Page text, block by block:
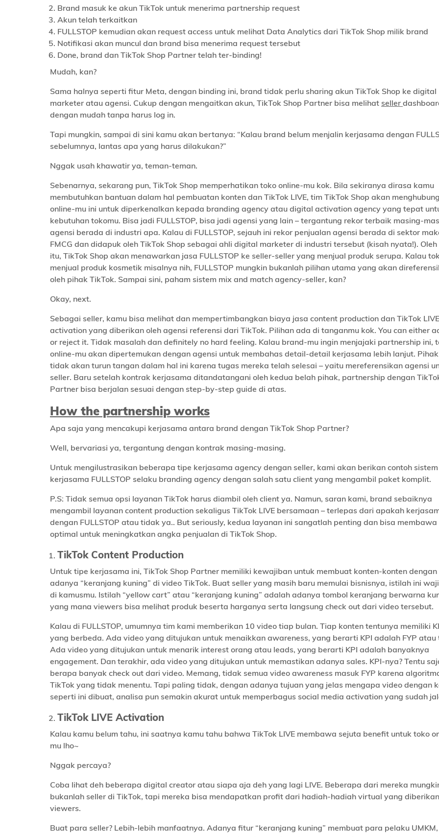
Brand masuk ke akun TikTok untuk menerima partnership request
Akun telah terkaitkan
FULLSTOP kemudian akan request access untuk melihat Data Analytics dari TikTok Shop milik brand
Notifikasi akan muncul dan brand bisa menerima request tersebut
Done, brand dan TikTok Shop Partner telah ter-binding!
Mudah, kan?
Sama halnya seperti fitur Meta, dengan binding ini, brand tidak perlu sharing akun TikTok Shop ke digital
marketer atau agensi. Cukup dengan mengaitkan akun, TikTok Shop Partner bisa melihat seller
dengan mudah tanpa harus log in.
Tapi mungkin, sampai di sini kamu akan bertanya: “Kalau brand belum menjalin kerjasama dengan
sebelumnya, lantas apa yang harus dilakukan?”
Nggak usah khawatir ya, teman-teman.
Sebenarnya, sekarang pun, TikTok Shop memperhatikan toko online-mu kok. Bila sekiranya dirasa kamu
membutuhkan bantuan dalam hal pembuatan konten dan TikTok LIVE, tim TikTok Shop akan
online-mu ini untuk diperkenalkan kepada branding agency atau digital activation agency yang tepat
kebutuhan tokomu. Bisa jadi FULLSTOP, bisa jadi agensi yang lain – tergantung rekor terbaik masing-
agensi berada di industri apa. Kalau di FULLSTOP, sejauh ini rekor penjualan agensi berada di sektor
FMCG dan didapuk oleh TikTok Shop sebagai ahli digital marketer di industri tersebut (kisah nyata!).
itu, TikTok Shop akan menawarkan jasa FULLSTOP ke seller-seller yang menjual produk serupa. Kalau
menjual produk kosmetik misalnya nih, FULLSTOP mungkin bukanlah pilihan utama yang akan
oleh pihak TikTok. Sampai sini, paham sistem mix and match agency-seller, kan?
Okay, next.
Sebagai seller, kamu bisa melihat dan mempertimbangkan biaya jasa content production dan TikTok LIVE
activation yang diberikan oleh agensi referensi dari TikTok. Pilihan ada di tanganmu kok. You can either
or reject it. Tidak masalah dan definitely no hard feeling. Kalau brand-mu ingin menjajaki partnership ini,
online-mu akan dipertemukan dengan agensi untuk membahas detail-detail kerjasama lebih lanjut.
tidak akan turun tangan dalam hal ini karena tugas mereka telah selesai – yaitu mereferensikan agensi
seller. Baru setelah kontrak kerjasama ditandatangani oleh kedua belah pihak, partnership dengan
Partner bisa berjalan sesuai dengan step-by-step guide di atas.
How the partnership works
Apa saja yang mencakupi kerjasama antara brand dengan TikTok Shop Partner?
Well, bervariasi ya, tergantung dengan kontrak masing-masing.
Untuk mengilustrasikan beberapa tipe kerjasama agency dengan seller, kami akan berikan contoh sistem
kerjasama FULLSTOP selaku branding agency dengan salah satu client yang mengambil paket komplit.
P.S: Tidak semua opsi layanan TikTok harus diambil oleh client ya. Namun, saran kami, brand sebaiknya
mengambil layanan content production sekaligus TikTok LIVE bersamaan – terlepas dari apakah
dengan FULLSTOP atau tidak ya.. But seriously, kedua layanan ini sangatlah penting dan bisa membawa
optimal untuk meningkatkan angka penjualan di TikTok Shop.
TikTok Content Production
Untuk tipe kerjasama ini, TikTok Shop Partner memiliki kewajiban untuk membuat konten-konten dengan
adanya “keranjang kuning” di video TikTok. Buat seller yang masih baru memulai bisnisnya, istilah ini
di kamusmu. Istilah “yellow cart” atau “keranjang kuning” adalah adanya tombol keranjang berwarna
yang mana viewers bisa melihat produk beserta harganya serta langsung check out dari video tersebut.
Kalau di FULLSTOP, umumnya tim kami memberikan 10 video tiap bulan. Tiap konten tentunya memiliki
yang berbeda. Ada video yang ditujukan untuk menaikkan awareness, yang berarti KPI adalah FYP atau
Ada video yang ditujukan untuk menarik interest orang atau leads, yang berarti KPI adalah banyaknya
engagement. Dan terakhir, ada video yang ditujukan untuk memastikan adanya sales. KPI-nya? Tentu
berapa banyak check out dari video. Memang, tidak semua video awareness masuk FYP karena
TikTok yang tidak menentu. Tapi paling tidak, dengan adanya tujuan yang jelas mengapa video dengan
seperti ini dibuat, analisa pun semakin akurat untuk memperbagus social media activation yang sudah
TikTok LIVE Activation
Kalau kamu belum tahu, ini saatnya kamu tahu bahwa TikTok LIVE membawa sejuta benefit untuk toko
mu lho~
Nggak percaya?
Coba lihat deh beberapa digital creator atau siapa aja deh yang lagi LIVE. Beberapa dari mereka
bukanlah seller di TikTok, tapi mereka bisa mendapatkan profit dari hadiah-hadiah virtual yang
viewers.
Buat para seller? Lebih-lebih manfaatnya. Adanya fitur “keranjang kuning” membuat para pelaku